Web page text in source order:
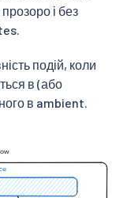
і без
подій, коли
в (або
в ambient.